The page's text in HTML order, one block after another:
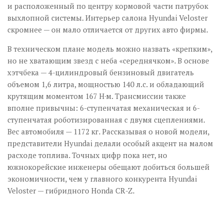
и расположенный по центру кормовой части патрубок
выхлопной системы. Интерьер салона Hyundai Veloster
скромнее — он мало отличается от других авто фирмы.
В техническом плане модель можно назвать «крепким»,
но не хватающим звезд с неба «середнячком». В основе
хэтч­бека — 4-цилиндровый бензиновый двигатель
объемом 1,6 литра, мощностью 140 л.с. и обладающий
крутящим моментом 167 Н·м. Трансмиссии также
вполне привычны: 6-ступенчатая механическая и 6-
ступенчатая роботизированная с двумя сцеплениями.
Вес автомобиля — 1172 кг. Рассказывая о новой модели,
представители Hyundai делали особый акцент на малом
расходе топлива. Точных цифр пока нет, но
южнокорейские инженеры обещают добиться большей
экономичности, чем у главного конкурента Hyundai
Veloster — гибридного Honda CR-Z.